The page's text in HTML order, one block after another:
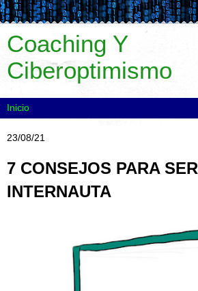
Coaching Y
Ciberoptimismo
23/08/21
7 CONSEJOS PARA SER
INTERNAUTA